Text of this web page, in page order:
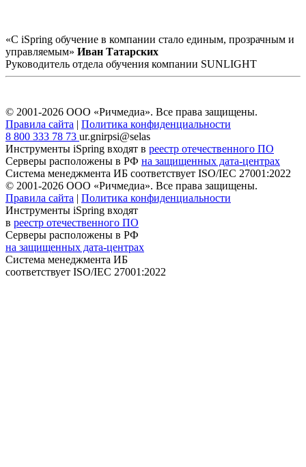
«С iSpring обучение в компании стало единым, прозрачным и
управляемым» Иван Татарских
Руководитель отдела обучения компании SUNLIGHT
© 2001-2026 ООО «Ричмедиа». Все права защищены.
Правила сайта | Политика конфиденциальности
8 800 333 78 73 ur.gnirpsi@selas
Инструменты iSpring входят в реестр отечественного ПО
Серверы расположены в РФ на защищенных дата-центрах
Система менеджмента ИБ соответствует ISO/IEC 27001:2022
© 2001-2026 ООО «Ричмедиа». Все права защищены.
Правила сайта | Политика конфиденциальности
Инструменты iSpring входят
в реестр отечественного ПО
Серверы расположены в РФ
на защищенных дата-центрах
Система менеджмента ИБ
соответствует ISO/IEC 27001:2022